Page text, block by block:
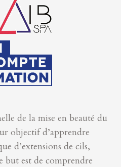
de la mise en beauté du
objectif d’apprendre
d’extensions de cils,
but est de comprendre